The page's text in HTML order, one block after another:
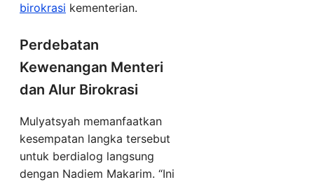
birokrasi kementerian.
Perdebatan
Kewenangan Menteri
dan Alur Birokrasi
Mulyatsyah memanfaatkan
kesempatan langka tersebut
untuk berdialog langsung
dengan Nadiem Makarim. “Ini